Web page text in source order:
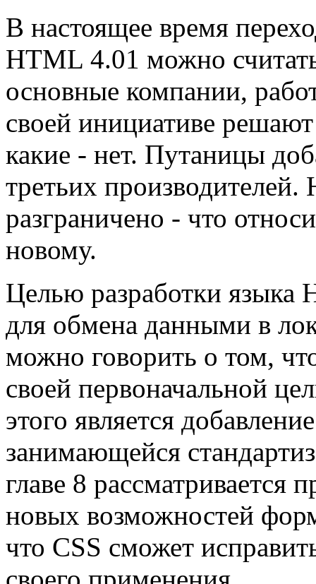
В настоящее время
HTML 4.01 можно
основные компании,
своей инициативе
какие - нет. Путаницы
третьих
разграничено - что
новому.
Целью разработки языка
для обмена данными в
можно говорить о том,
своей первоначальной
этого является
занимающейся
главе 8 рассматривается
новых возможностей
что CSS сможет